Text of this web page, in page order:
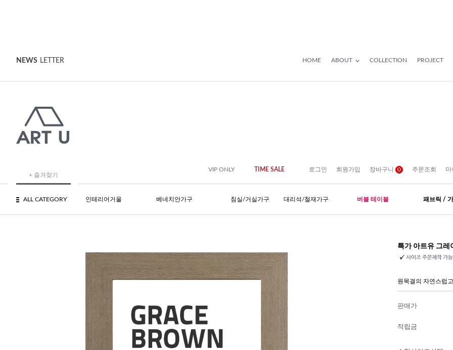
NEWS LETTER HOME ABOUT COLLECTION PROJECT
+ 즐겨찾기
VIP ONLY TIME SALE 로그인 회원가입 장바구니 0 주문조회 마
ALL CATEGORY 인테리어거울 베네치안가구 침실/거실가구 대리석/철재가구 버블 테이블 패브릭 /
특가 아트유 그레
원목결의 자연스럽
판매가
적립금